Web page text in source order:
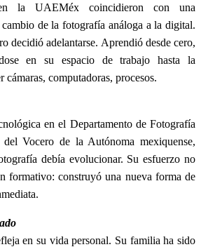
la UAEMéx coincidieron con una
de la fotografía análoga a la digital.
decidió adelantarse. Aprendió desde cero,
en su espacio de trabajo hasta la
cámaras, computadoras, procesos.
en el Departamento de Fotografía
Vocero de la Autónoma mexiquense,
debía evolucionar. Su esfuerzo no
formativo: construyó una nueva forma de
en su vida personal. Su familia ha sido